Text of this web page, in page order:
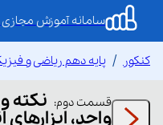
سامانه آموزش مجازی
کنکور پایه دهم ریاضی و
قسمت دوم: نکته
واحد، ابزارهای